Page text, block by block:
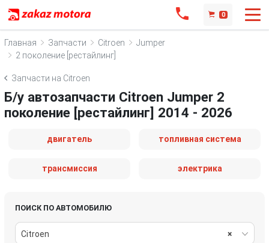
0
Главная Запчасти Citroen
Jumper
2 поколение [рестайлинг]
Запчасти на Citroen
Б/у автозапчасти Citroen Jumper 2
поколение [рестайлинг] 2014 - 2026
двигатель топливная система
трансмиссия электрика
ПОИСК ПО АВТОМОБИЛЮ
×
Citroen